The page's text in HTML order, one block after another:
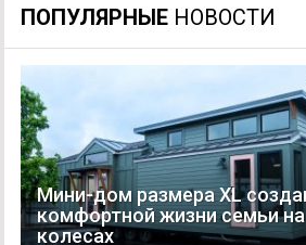
ПОПУЛЯРНЫЕ НОВОСТИ
Мини-дом размера XL
комфортной жизни семьи на
колесах